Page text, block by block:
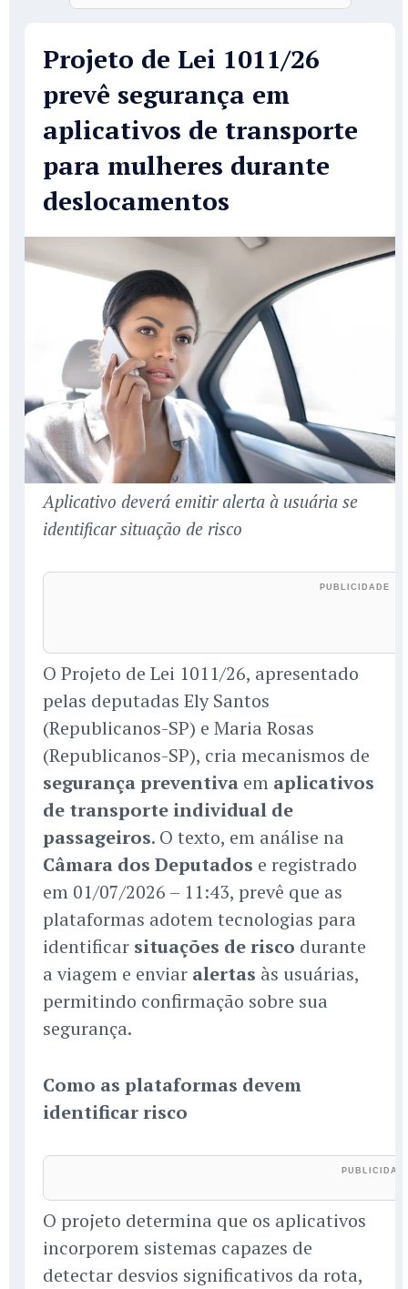
Projeto de Lei 1011/26
prevê segurança em
aplicativos de transporte
para mulheres durante
deslocamentos
Aplicativo deverá emitir alerta à usuária se
identificar situação de risco
O Projeto de Lei 1011/26, apresentado
pelas deputadas Ely Santos
(Republicanos-SP) e Maria Rosas
(Republicanos-SP), cria mecanismos de
segurança preventiva em aplicativos
de transporte individual de
passageiros. O texto, em análise na
Câmara dos Deputados e registrado
em 01/07/2026 – 11:43, prevê que as
plataformas adotem tecnologias para
identificar situações de risco durante
a viagem e enviar alertas às usuárias,
permitindo confirmação sobre sua
segurança.
Como as plataformas devem
identificar risco
O projeto determina que os aplicativos
incorporem sistemas capazes de
detectar desvios significativos da rota,